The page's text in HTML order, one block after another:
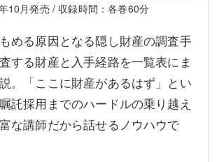
10月発売 / 収録時間：各巻60分
める原因となる隠し財産の調査手
する財産と入手経路を一覧表にま
。「ここに財産があるはず」とい
託採用までのハードルの乗り越え
な講師だから話せるノウハウで